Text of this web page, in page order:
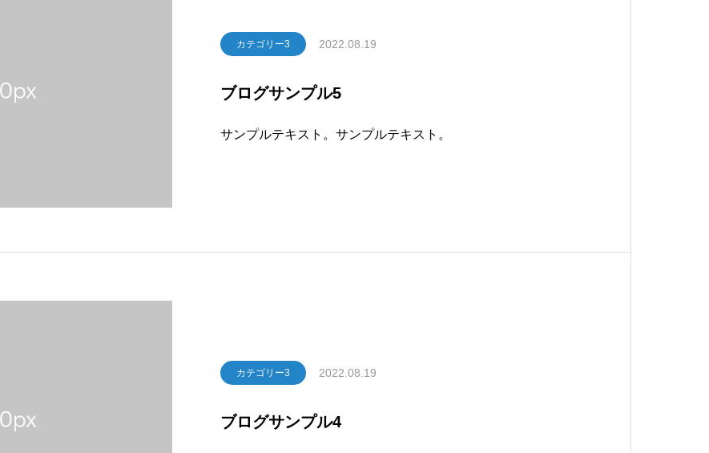
カテゴリー3 2022.08.19
ブログサンプル5
サンプルテキスト。サンプルテキスト。
カテゴリー3 2022.08.19
ブログサンプル4